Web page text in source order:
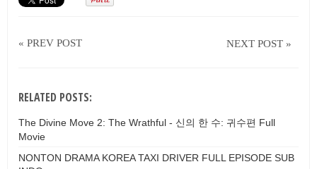
« PREV POST NEXT POST »
RELATED POSTS:
The Divine Move 2: The Wrathful - 신의 한 수: 귀수편 Full
Movie
NONTON DRAMA KOREA TAXI DRIVER FULL EPISODE SUB